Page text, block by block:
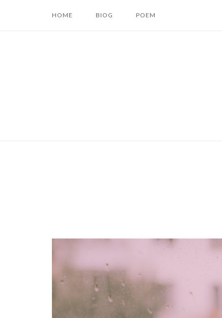
HOME BIOG POEM